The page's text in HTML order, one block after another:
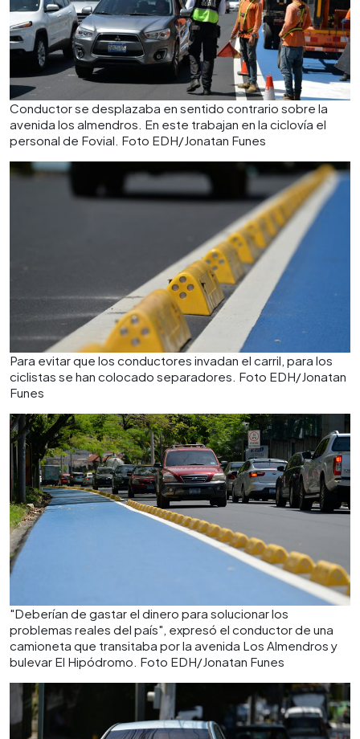
Conductor se desplazaba en sentido contrario sobre la
avenida los almendros. En este trabajan en la ciclovía el
personal de Fovial. Foto EDH/Jonatan Funes
Para evitar que los conductores invadan el carril, para los
ciclistas se han colocado separadores. Foto EDH/Jonatan
Funes
"Deberían de gastar el dinero para solucionar los
problemas reales del país", expresó el conductor de una
camioneta que transitaba por la avenida Los Almendros y
bulevar El Hipódromo. Foto EDH/Jonatan Funes